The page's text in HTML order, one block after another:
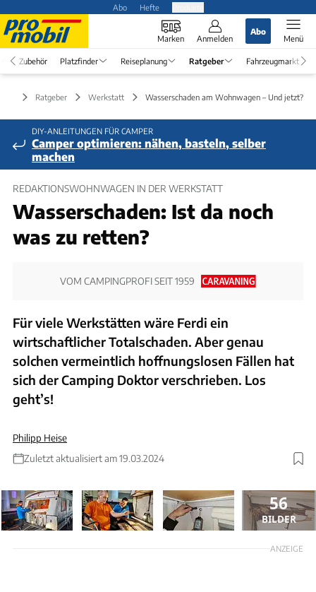
Abo Hefte
Marken Anmelden
Abo
Menü
Zubehör Platzfinder Reiseplanung Ratgeber Fahrzeugmarkt
Ratgeber Werkstatt Wasserschaden am Wohnwagen – Und jetzt?
DIY-ANLEITUNGEN FÜR CAMPER
Camper optimieren: nähen, basteln, selber
machen
REDAKTIONSWOHNWAGEN IN DER WERKSTATT
Wasserschaden: Ist da noch
was zu retten?
VOM CAMPINGPROFI SEIT 1959
Für viele Werkstätten wäre Ferdi ein
wirtschaftlicher Totalschaden. Aber genau
solchen vermeintlich hoffnungslosen Fällen hat
sich der Camping Doktor verschrieben. Los
geht’s!
Philipp Heise
Zuletzt aktualisiert am 19.03.2024
56
BILDER
ANZEIGE